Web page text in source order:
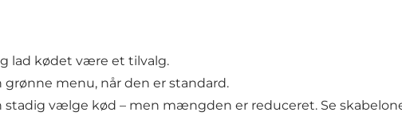
lad kødet være et tilvalg.
grønne menu, når den er standard.
vælge kød – men mængden er reduceret. Se